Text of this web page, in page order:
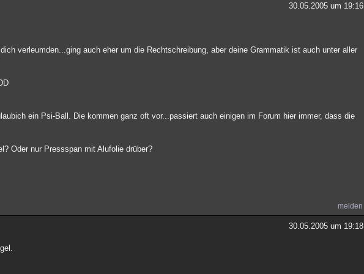
30.05.2005 um 19:16
verleumden...ging auch eher um die Rechtschreibung, aber deine Grammatik ist auch unter aller
ein Psi-Ball. Die kommen ganz oft vor...passiert auch einigen im Forum hier immer, dass die
Oder nur Pressspan mit Alufolie drüber?
melden
30.05.2005 um 19:18